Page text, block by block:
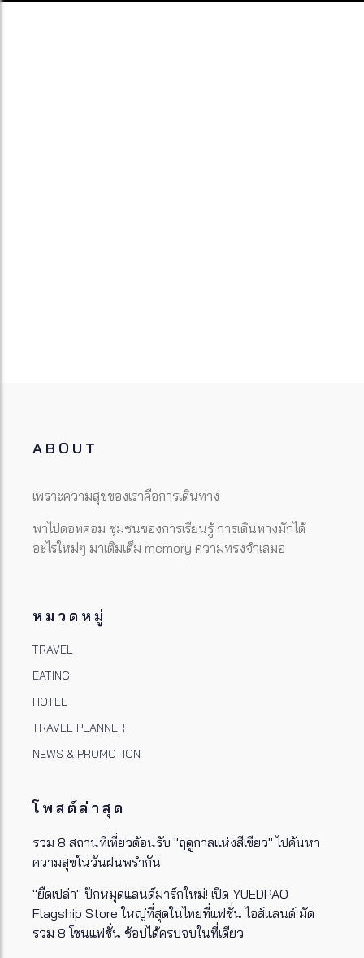
ABOUT
เพราะความสุขของเราคือการเดินทาง
พาไปดอทคอม ชุมชนของการเรียนรู้ การเดินทางมักได้
อะไรใหม่ๆ มาเติมเต็ม memory ความทรงจำเสมอ
หมวดหมู่
TRAVEL
EATING
HOTEL
TRAVEL PLANNER
NEWS & PROMOTION
โพสต์ล่าสุด
รวม 8 สถานที่เที่ยวต้อนรับ "ฤดูกาลแห่งสีเขียว" ไปค้นหา
ความสุขในวันฝนพรำกัน
"ยืดเปล่า" ปักหมุดแลนด์มาร์กใหม่! เปิด YUEDPAO
Flagship Store ใหญ่ที่สุดในไทยที่แฟชั่น ไอส์แลนด์ มัด
รวม 8 โซนแฟชั่น ช้อปได้ครบจบในที่เดียว